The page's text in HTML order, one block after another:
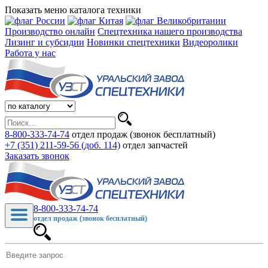
Показать меню каталога техники
Производство онлайн Спецтехника нашего производства
Лизинг и субсидии Новинки спецтехники Видеоролики
Работа у нас
8-800-333-74-74 отдел продаж (звонок бесплатный)
+7 (351) 211-59-56 (доб. 114) отдел запчастей
Заказать звонок
8-800-333-74-74
отдел продаж (звонок бесплатный)